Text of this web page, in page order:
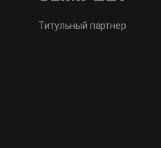
Титульный партнер